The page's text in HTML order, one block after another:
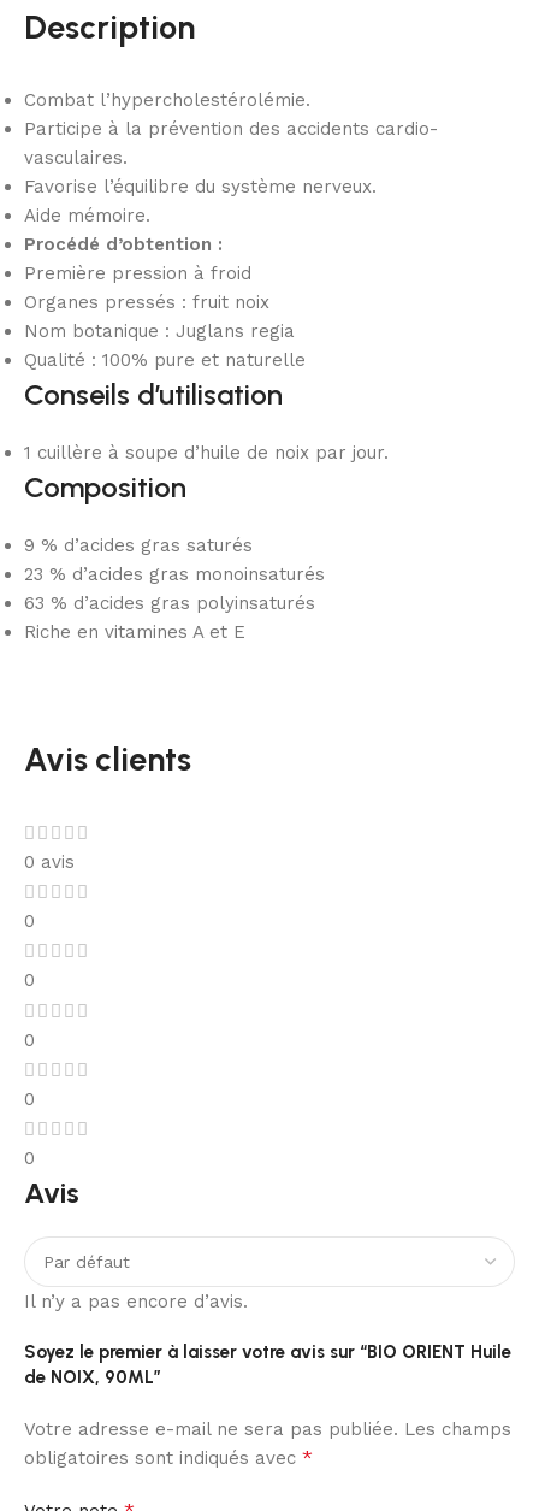
Description
Combat l’hypercholestérolémie.
Participe à la prévention des accidents cardio-
vasculaires.
Favorise l’équilibre du système nerveux.
Aide mémoire.
Procédé d’obtention :
Première pression à froid
Organes pressés : fruit noix
Nom botanique : Juglans regia
Qualité : 100% pure et naturelle
Conseils d’utilisation
1 cuillère à soupe d’huile de noix par jour.
Composition
9 % d’acides gras saturés
23 % d’acides gras monoinsaturés
63 % d’acides gras polyinsaturés
Riche en vitamines A et E
Avis clients
0 avis
0
0
0
0
0
Avis
Il n’y a pas encore d’avis.
Soyez le premier à laisser votre avis sur “BIO ORIENT Huile
de NOIX, 90ML”
Votre adresse e-mail ne sera pas publiée. Les champs
obligatoires sont indiqués avec *